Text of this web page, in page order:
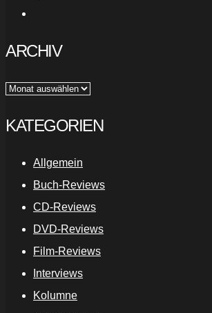
ARCHIV
Archiv
KATEGORIEN
Allgemein
Buch-Reviews
CD-Reviews
DVD-Reviews
Film-Reviews
Interviews
Kolumne